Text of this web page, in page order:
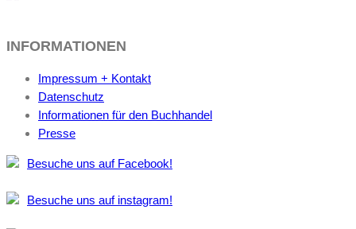
INFORMATIONEN
Impressum + Kontakt
Datenschutz
Informationen für den Buchhandel
Presse
Besuche uns auf Facebook!
Besuche uns auf instagram!